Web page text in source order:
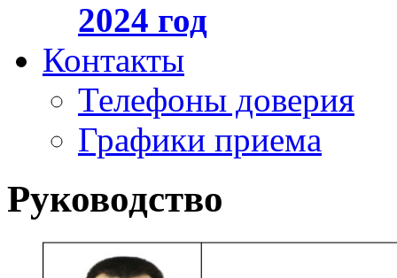
2024 год
Контакты
Телефоны доверия
Графики приема
Руководство